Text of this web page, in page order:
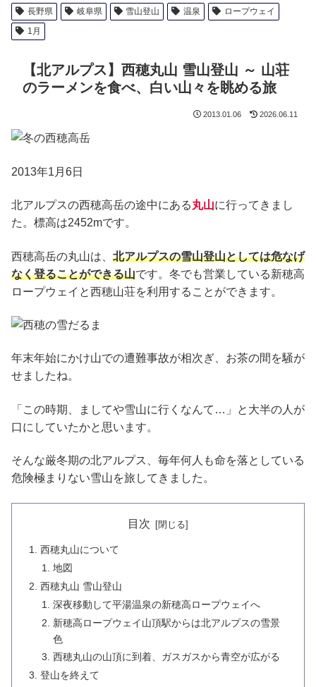
長野県 岐阜県 雪山登山 温泉
ロープウェイ
1月
【北アルプス】西穂丸山 雪山登山 ～ 山荘
のラーメンを食べ、白い山々を眺める旅
2013.01.06 2026.06.11
2013年1月6日
北アルプスの西穂高岳の途中にある丸山に行ってきまし
た。標高は2452mです。
西穂高岳の丸山は、 北アルプスの雪山登山としては危なげ
なく登ることができる山です。冬でも営業している新穂高
ロープウェイと西穂山荘を利用することができます。
年末年始にかけ山での遭難事故が相次ぎ、お茶の間を騒が
せましたね。
「この時期、ましてや雪山に行くなんて…」と大半の人が
口にしていたかと思います。
そんな厳冬期の北アルプス、毎年何人も命を落としている
危険極まりない雪山を旅してきました。
目次
西穂丸山について
地図
西穂丸山 雪山登山
深夜移動して平湯温泉の新穂高ロープウェイへ
新穂高ロープウェイ山頂駅からは北アルプスの雪景
色
西穂丸山の山頂に到着、ガスガスから青空が広がる
登山を終えて